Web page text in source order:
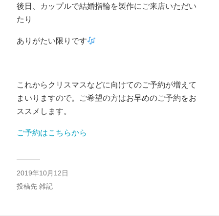
後日、カップルで結婚指輪を製作にご来店いただい
たり
ありがたい限りです
これからクリスマスなどに向けてのご予約が増えて
まいりますので。ご希望の方はお早めのご予約をお
ススメします。
ご予約はこちらから
2019年10月12日
投稿先 雑記